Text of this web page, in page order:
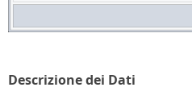
Descrizione dei Dati